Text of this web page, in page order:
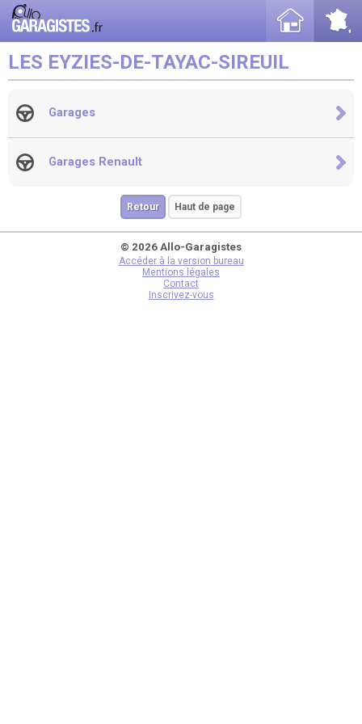
LES EYZIES-DE-TAYAC-SIREUIL
Garages
Garages Renault
Retour Haut de page
© 2026 Allo-Garagistes
Accéder à la version bureau
Mentions légales
Contact
Inscrivez-vous